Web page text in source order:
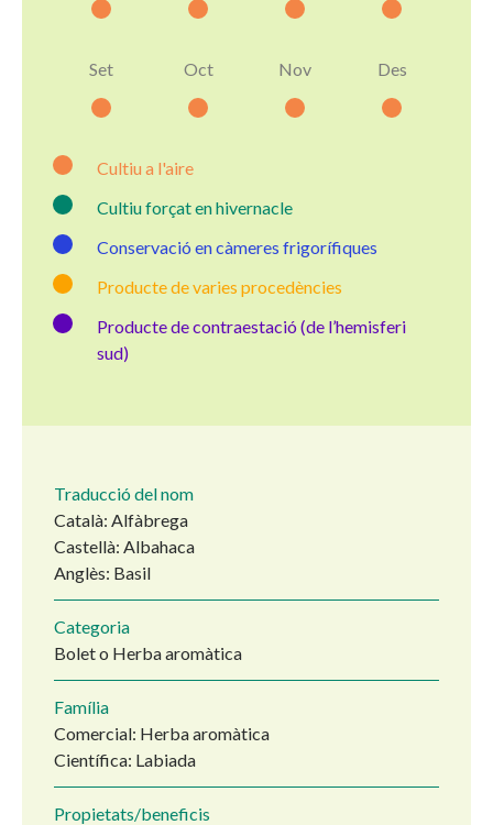
Set Oct Nov Des
Cultiu a l'aire
Cultiu forçat en hivernacle
Conservació en càmeres frigorífiques
Producte de varies procedències
Producte de contraestació (de l’hemisferi
sud)
Traducció del nom
Català: Alfàbrega
Castellà: Albahaca
Anglès: Basil
Categoria
Bolet o Herba aromàtica
Família
Comercial: Herba aromàtica
Científica: Labiada
Propietats/beneficis